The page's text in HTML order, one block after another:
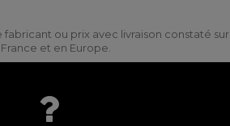
fabricant ou prix avec livraison constaté sur
et en Europe.